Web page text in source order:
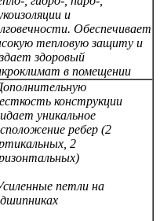
и
Обеспечивает
тепловую защиту и
здоровый
в помещении
конструкции
уникальное
ребер (2
2
петли на